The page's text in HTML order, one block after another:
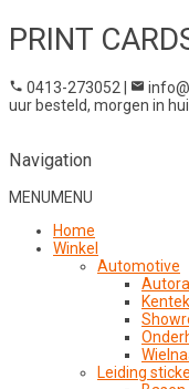
PRINT
0413-273052 |
uur besteld, morgen in
Navigation
MENUMENU
Home
Winkel
Automotive
Leiding